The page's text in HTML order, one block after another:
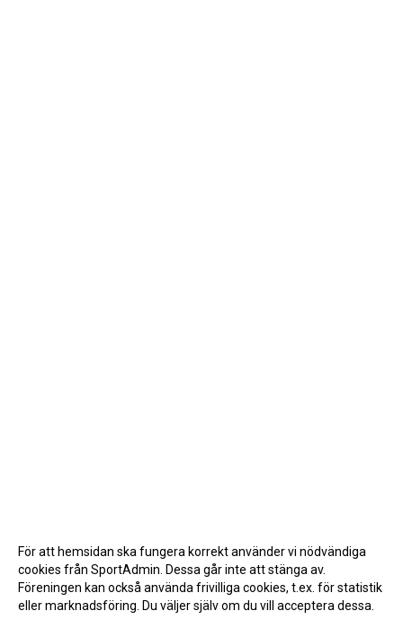
För att hemsidan ska fungera korrekt använder vi nödvändiga
cookies från SportAdmin. Dessa går inte att stänga av.
Föreningen kan också använda frivilliga cookies, t.ex. för statistik
eller marknadsföring. Du väljer själv om du vill acceptera dessa.